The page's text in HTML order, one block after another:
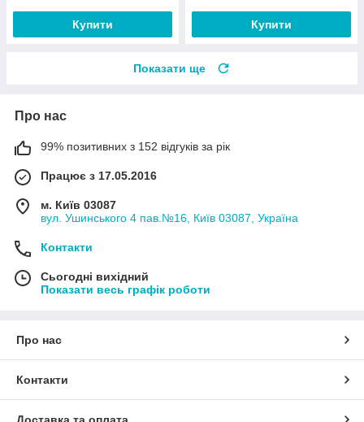
Купити Купити
Показати ще
Про нас
99% позитивних з 152 відгуків за рік
Працює з 17.05.2016
м. Київ 03087
вул. Ушинського 4 пав.№16, Київ 03087, Україна
Контакти
Сьогодні вихідний
Показати весь графік роботи
Про нас
Контакти